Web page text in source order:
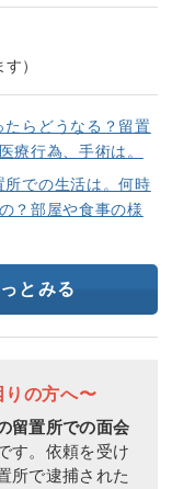
）
らどうなる？留置
療行為、手術は。
での生活は。何時
？部屋や食事の様
とみる
の方へ〜
留置所での面会
す。依頼を受け
所で逮捕された